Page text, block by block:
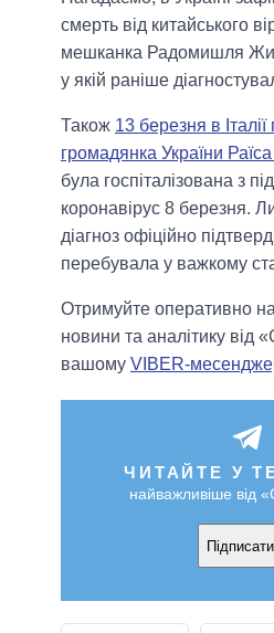
смерть від китайського
мешканка Радомишля
у якій раніше
Також 13 березня в
громадянка України
була госпіталізована з
коронавірус 8 березня.
діагноз офіційно
перебувала у важкому
Отримуйте оперативно
новини та аналітику від
вашому VIBER-
ЧИТАЙТЕ У
найважливіше від